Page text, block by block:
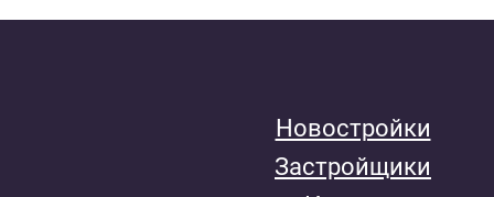
Новостройки
Застройщики